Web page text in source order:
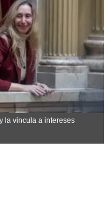
la vincula a intereses